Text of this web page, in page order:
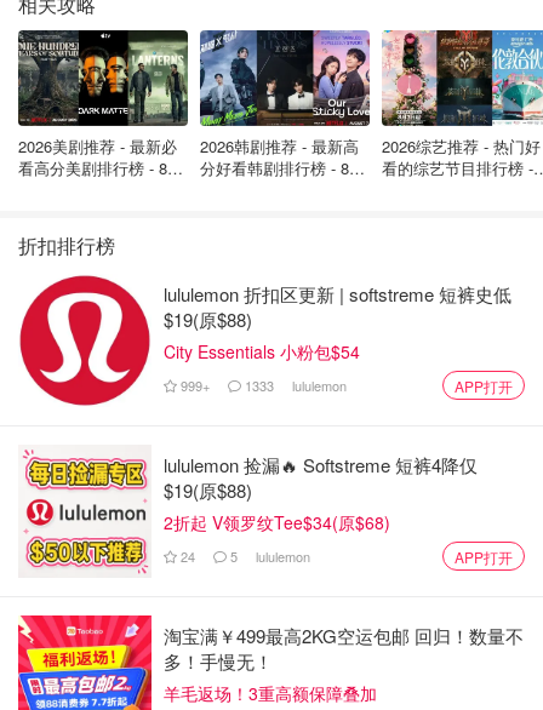
2024年巴黎奥运会吉祥物如何购买？
现在法国几乎大街小巷的店铺都能看到两个吉祥物的身影，
所以想要买到也很方便。不过吉祥物还有很多周边可以买
哟：钥匙扣、T恤衫、包包等等。想要购买巴黎奥运会吉祥
奥林匹克官方线上店铺
法国奥运会官方线下店铺：地址 - 5 Bis Rue Pierre
Lescot, 75001 Paris
到的，几乎官方店铺售卖的亚马逊上都能找到~
2026美剧推荐 - 最新必
看高分美剧排行榜 - 8月
2026韩剧推荐 - 最新高
分好看韩剧排行榜 - 8月
2026综艺推荐 - 热门好
看的综艺节目排行榜 -
折扣排行榜
lululemon 折扣区更新 | softstreme 短裤史低
$19(原$88)
City Essentials 小粉包$54
999+ 1333 lululemon APP打开
lululemon 捡漏🔥 Softstreme 短裤4降仅
$19(原$88)
2折起 V领罗纹Tee$34(原$68)
24 5 lululemon APP打开
淘宝满￥499最高2KG空运包邮 回归！数量不
多！手慢无！
羊毛返场！3重高额保障叠加